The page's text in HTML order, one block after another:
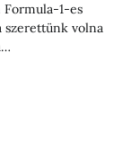
Formula-1-es
szerettünk volna